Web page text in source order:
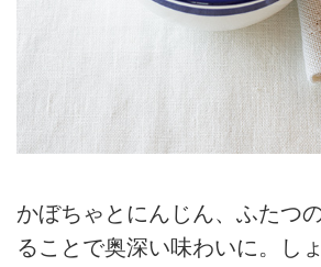
かぼちゃとにんじん、ふたつ
ることで奥深い味わいに。し